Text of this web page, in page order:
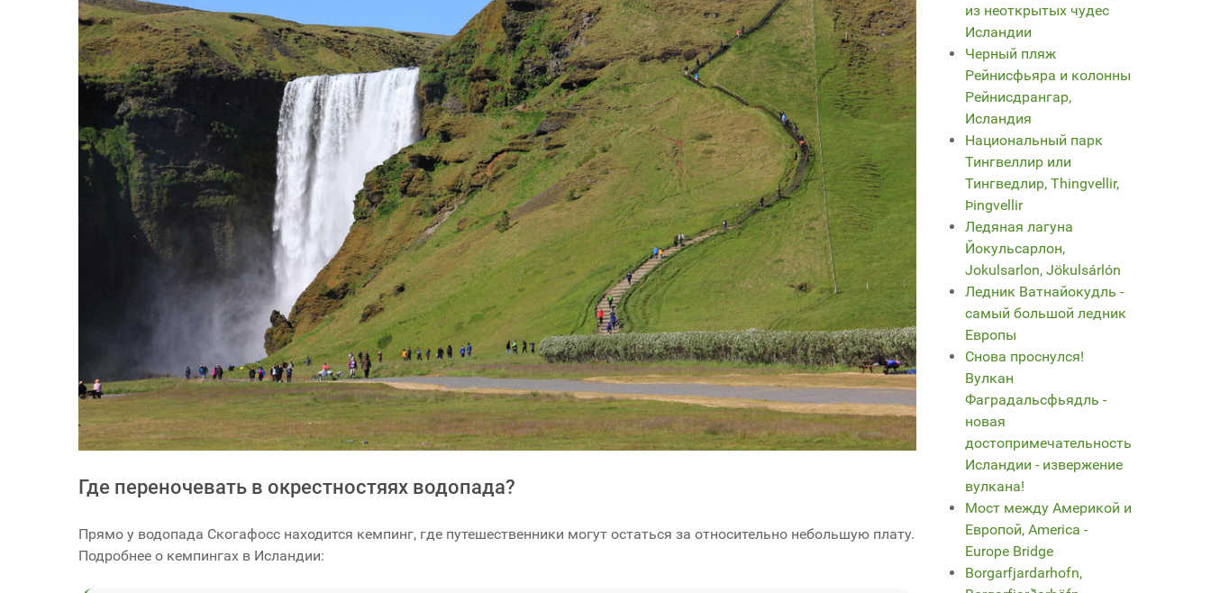
Где переночевать в окрестностяях водопада?
Прямо у водопада Скогафосс находится кемпинг, где путешественники могут остаться за относительно небольшую плату.
Подробнее о кемпингах в Исландии:
из неоткрытых чудес
Исландии
Черный пляж
Рейнисфьяра и колонны
Рейнисдрангар,
Исландия
Национальный парк
Тингвеллир или
Тингведлир, Thingvellir,
Þingvellir
Ледяная лагуна
Йокульсарлон,
Jokulsarlon, Jökulsárlón
Ледник Ватнайокудль -
самый большой ледник
Европы
Снова проснулся!
Вулкан
Фаградальсфьядль -
новая
достопримечательность
Исландии - извержение
вулкана!
Мост между Америкой и
Европой, America -
Europe Bridge
Borgarfjardarhofn,